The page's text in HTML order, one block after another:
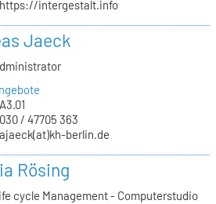
https://intergestalt.info
Jaeck
A3.01
030 / 47705 363
ajaeck(at)kh-berlin.de
Rösing
cycle Management - Computerstudio